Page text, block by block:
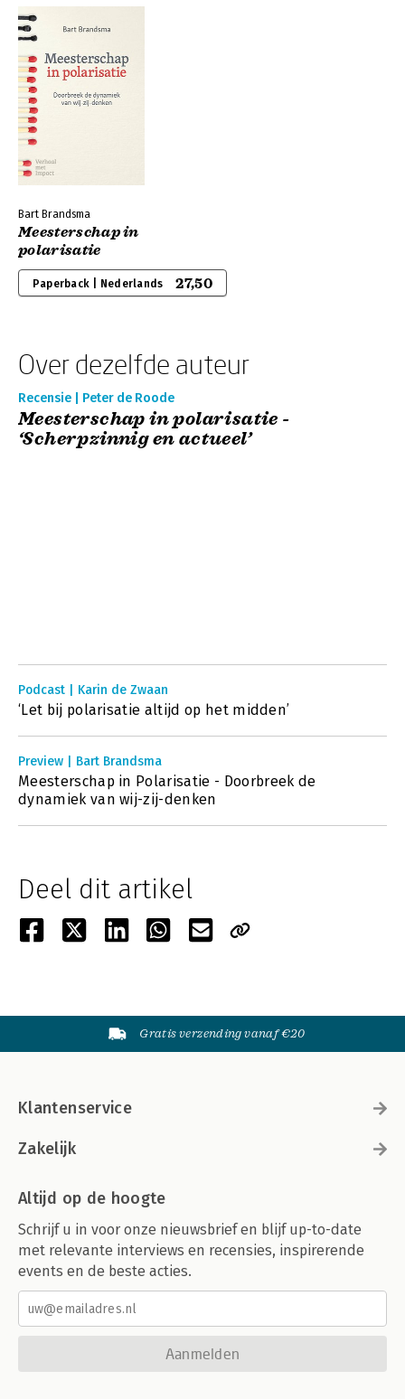
Bart Brandsma
Meesterschap in
polarisatie
Paperback | Nederlands 27,50
Over dezelfde auteur
Recensie | Peter de Roode
Meesterschap in polarisatie -
‘Scherpzinnig en actueel’
Podcast | Karin de Zwaan
‘Let bij polarisatie altijd op het midden’
Preview | Bart Brandsma
Meesterschap in Polarisatie - Doorbreek de
dynamiek van wij-zij-denken
Deel dit artikel
Gratis verzending vanaf €20
Klantenservice
Zakelijk
Altijd op de hoogte
Schrijf u in voor onze nieuwsbrief en blijf up-to-date
met relevante interviews en recensies, inspirerende
events en de beste acties.
Aanmelden